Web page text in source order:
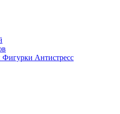
Фигурки Антистресс